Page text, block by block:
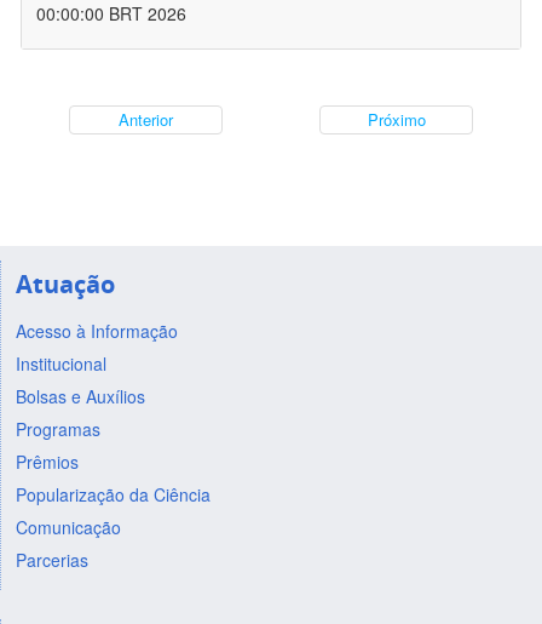
00:00:00 BRT 2026
Anterior Próximo
Atuação
Acesso à Informação
Institucional
Bolsas e Auxílios
Programas
Prêmios
Popularização da Ciência
Comunicação
Parcerias